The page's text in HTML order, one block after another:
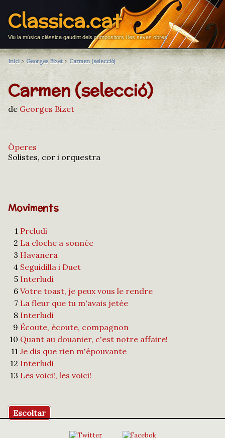
Classica.cat
Viu la música clàssica gaudint dels compositors i les seves obres
Inici > Georges Bizet> Carmen (selecció)
Carmen (selecció)
de Georges Bizet
Òperes
Solistes, cor i orquestra
Moviments
1 Preludi
2 La cloche a sonnée
3 Havanera
4 Seguidilla i Duet
5 Interludi
6 Votre toast, je peux vous le rendre
7 La fleur que tu m'avais jetée
8 Interludi
9 Écoute, écoute, compagnon
10 Quant au douanier, c'est notre affaire!
11 Je dis que rien m'épouvante
12 Interludi
13 Les voici!, les voici!
Escoltar